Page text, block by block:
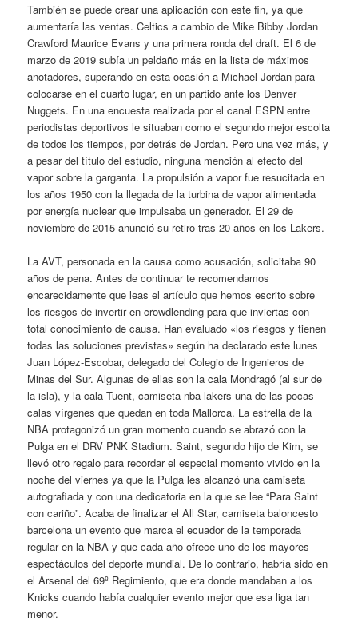
También se puede crear una aplicación con este fin, ya que
aumentaría las ventas. Celtics a cambio de Mike Bibby Jordan
Crawford Maurice Evans y una primera ronda del draft. El 6 de
marzo de 2019 subía un peldaño más en la lista de máximos
anotadores, superando en esta ocasión a Michael Jordan para
colocarse en el cuarto lugar, en un partido ante los Denver
Nuggets. En una encuesta realizada por el canal ESPN entre
periodistas deportivos le situaban como el segundo mejor escolta
de todos los tiempos, por detrás de Jordan. Pero una vez más, y
a pesar del título del estudio, ninguna mención al efecto del
vapor sobre la garganta. La propulsión a vapor fue resucitada en
los años 1950 con la llegada de la turbina de vapor alimentada
por energía nuclear que impulsaba un generador. El 29 de
noviembre de 2015 anunció su retiro tras 20 años en los Lakers.
La AVT, personada en la causa como acusación, solicitaba 90
años de pena. Antes de continuar te recomendamos
encarecidamente que leas el artículo que hemos escrito sobre
los riesgos de invertir en crowdlending para que inviertas con
total conocimiento de causa. Han evaluado «los riesgos y tienen
todas las soluciones previstas» según ha declarado este lunes
Juan López-Escobar, delegado del Colegio de Ingenieros de
Minas del Sur. Algunas de ellas son la cala Mondragó (al sur de
la isla), y la cala Tuent, camiseta nba lakers una de las pocas
calas vírgenes que quedan en toda Mallorca. La estrella de la
NBA protagonizó un gran momento cuando se abrazó con la
Pulga en el DRV PNK Stadium. Saint, segundo hijo de Kim, se
llevó otro regalo para recordar el especial momento vivido en la
noche del viernes ya que la Pulga les alcanzó una camiseta
autografiada y con una dedicatoria en la que se lee “Para Saint
con cariño”. Acaba de finalizar el All Star, camiseta baloncesto
barcelona un evento que marca el ecuador de la temporada
regular en la NBA y que cada año ofrece uno de los mayores
espectáculos del deporte mundial. De lo contrario, habría sido en
el Arsenal del 69º Regimiento, que era donde mandaban a los
Knicks cuando había cualquier evento mejor que esa liga tan
menor.